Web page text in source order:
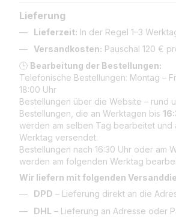
Lieferung
Lieferzeit: In der Regel 1–3
Versandkosten: Pauschal 120 €
🕒 Bearbeitung der Bestellungen:
Telefonische Bestellungen: Montag –
18:00 Uhr
Bestellungen über die Website – rund
Bestellungen, die an Werktagen bis
werden am selben Tag bearbeitet und
Werktag versendet.
Bestellungen nach 16:30 Uhr oder am
werden am folgenden Werktag
Wir liefern mit folgenden
DPD – Lieferung direkt an die
DHL – Lieferung an Adresse oder